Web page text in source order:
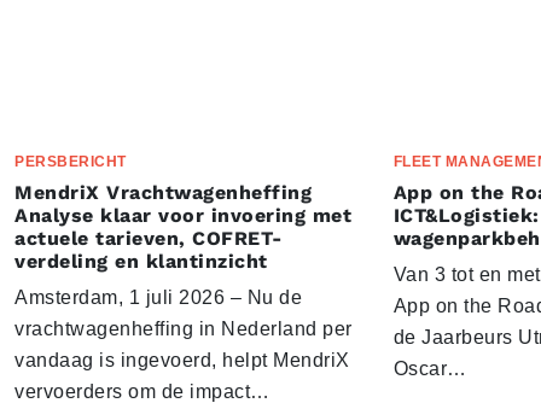
PERSBERICHT
MendriX Vrachtwagenheffing
Analyse klaar voor invoering met
actuele tarieven, COFRET-
verdeling en klantinzicht
Amsterdam, 1 juli 2026 – Nu de
vrachtwagenheffing in Nederland per
vandaag is ingevoerd, helpt MendriX
vervoerders om de impact…
FLEET
App on the
Van 3 tot en
App on the
de Jaarbeurs
Oscar…